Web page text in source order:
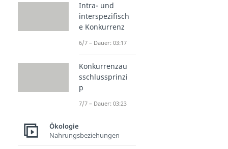
Intra- und
interspezifisch
e Konkurrenz
6/7 – Dauer: 03:17
Konkurrenzau
sschlussprinzi
p
7/7 – Dauer: 03:23
Ökologie
Nahrungsbeziehungen